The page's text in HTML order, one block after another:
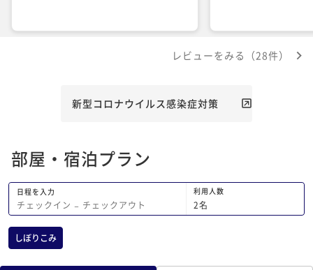
レビューをみる（28件）
新型コロナウイルス感染症対策
部屋・宿泊プラン
日程を入力
チェックイン − チェックアウト
利用人数
2名
しぼりこみ